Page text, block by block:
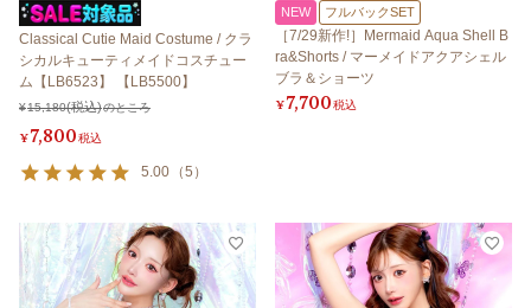
Classical Cutie Maid Costume / クラ
シカルキューティメイドコスチュー
ム【LB6523】 【LB5500】
¥15,180 のところ
¥7,800税込
5.00 （5 ）
NEW フルバックSET
［7/29新作!］Mermaid Aqua Shell B
ra&Shorts / マーメイドアクアシェル
ブラ＆ショーツ
¥7,700税込